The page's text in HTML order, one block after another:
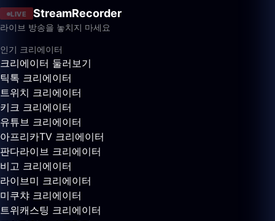
LIVE StreamRecorder
라이브 방송을 놓치지 마세요
인기 크리에이터
크리에이터 둘러보기
틱톡 크리에이터
트위치 크리에이터
키크 크리에이터
유튜브 크리에이터
아프리카TV 크리에이터
판다라이브 크리에이터
비고 크리에이터
라이브미 크리에이터
미쿠챠 크리에이터
트위캐스팅 크리에이터